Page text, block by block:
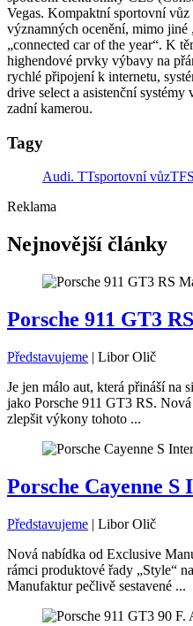
Vegas. Kompaktní sportovní
významných ocenění, mimo jiné
„connected car of the year“. K
highendové prvky výbavy na
rychlé připojení k internetu,
drive select a asistenční systémy
zadní kamerou.
Tagy
Audi. TTsportovní vůz
Reklama
Nejnovější články
Porsche 911 GT3
Představujeme | Libor Olič
Je jen málo aut, která přináší na
jako Porsche 911 GT3 RS.
zlepšit výkony tohoto ...
Porsche Cayenne
Představujeme | Libor Olič
Nová nabídka od Exclusive
rámci produktové řady „Style“
Manufaktur pečlivě sestavené ...